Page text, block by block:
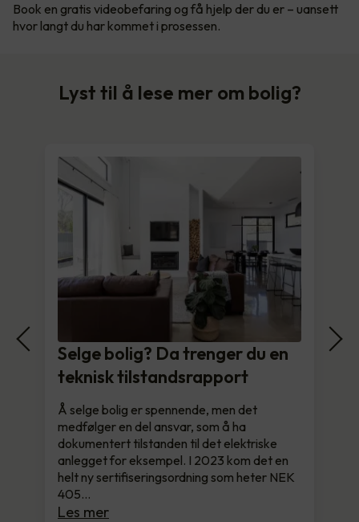
Book en gratis videobefaring og få hjelp der du er – uansett
hvor langt du har kommet i prosessen.
Lyst til å lese mer om bolig?
Selge bolig? Da trenger du en
teknisk tilstandsrapport
Å selge bolig er spennende, men det
medfølger en del ansvar, som å ha
dokumentert tilstanden til det elektriske
anlegget for eksempel. I 2023 kom det en
helt ny sertifiseringsordning som heter NEK
405…
Les mer